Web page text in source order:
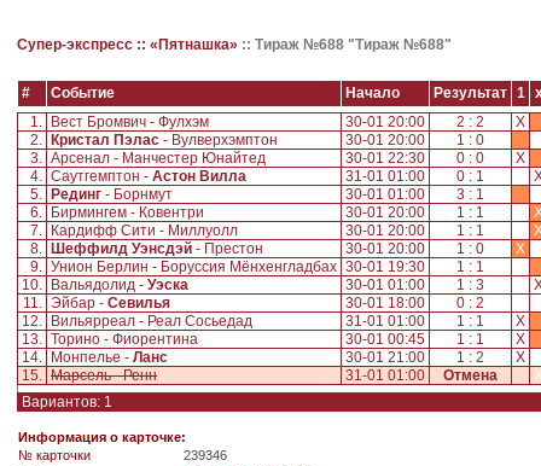
Супер-экспресс :: «Пятнашка» :: Тираж №688 "Тираж №688"
# Событие Начало Результат 1
1.
Вест Бромвич - Фулхэм 30-01 20:00 2 : 2
X
2.
Кристал Пэлас - Вулверхэмптон 30-01 20:00
1 : 0
3. Арсенал - Манчестер Юнайтед 30-01 22:30 0 : 0
X
4. Саутгемптон - Астон Вилла 31-01 01:00 0 : 1
5.
Рединг - Борнмут 30-01 01:00
3 : 1
6.
Бирмингем - Ковентри 30-01 20:00 1 : 1
7.
Кардифф Сити - Миллуолл 30-01 20:00 1 : 1
8.
Шеффилд Уэнcдэй - Престон 30-01 20:00 1 : 0
X
9. Унион Берлин - Боруссия Мёнхенгладбах 30-01 19:30
1 : 1
10.
Вальядолид - Уэска 30-01 01:00 1 : 3
11. Эйбар - Севилья 30-01 18:00
0 : 2
12.
Вильярреал - Реал Сосьедад 31-01 01:00 1 : 1
X
13. Торино - Фиорентина 30-01 00:45 1 : 1
X
14.
Монпелье - Ланс 30-01 21:00 1 : 2
X
15. Марсель - Ренн 31-01 01:00 Отмена
Вариантов: 1
Информация о карточке:
№ карточки
239346